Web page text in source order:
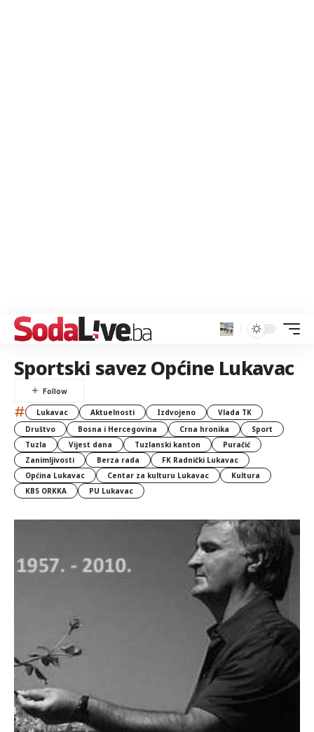
Sportski savez Općine Lukavac
# Lukavac Aktuelnosti Izdvojeno
Vlada TK
Društvo
Bosna i Hercegovina Crna hronika
Sport
Tuzla
Vijest dana Tuzlanski kanton
Puračić
Zanimljivosti
Berza rada
FK Radnički Lukavac
Općina Lukavac
Centar za kulturu Lukavac
Kultura
KBS ORKKA
PU Lukavac